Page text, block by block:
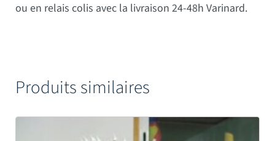
ou en relais colis avec la livraison 24-48h Varinard.
Produits similaires